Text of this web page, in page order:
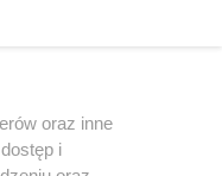
oraz inne
i